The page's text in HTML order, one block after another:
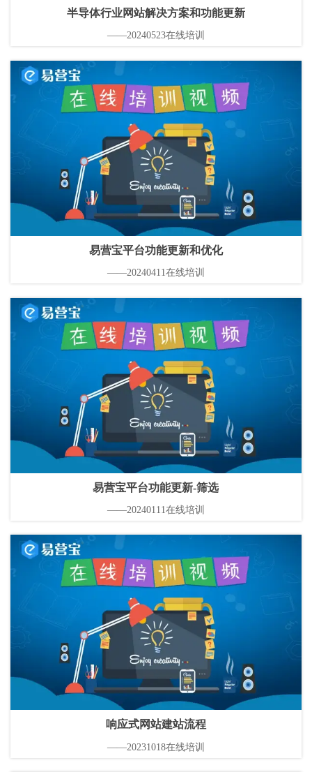
半导体行业网站解决方案和功能更新
——20240523在线培训
易营宝平台功能更新和优化
——20240411在线培训
易营宝平台功能更新-筛选
——20240111在线培训
响应式网站建站流程
——20231018在线培训